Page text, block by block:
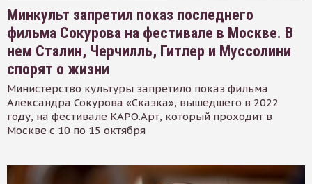
Минкульт запретил показ последнего
фильма Сокурова на фестивале в Москве. В
нем Сталин, Черчилль, Гитлер и Муссолини
спорят о жизни
Министерство культуры запретило показ фильма
Александра Сокурова «Сказка», вышедшего в 2022
году, на фестивале КАРО.Арт, который проходит в
Москве с 10 по 15 октября